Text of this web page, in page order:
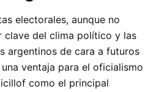
electorales, aunque no
clave del clima político y las
argentinos de cara a futuros
ventaja para el oficialismo
como el principal